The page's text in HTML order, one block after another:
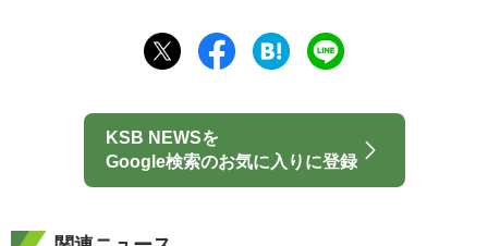
KSB NEWSを
Google検索のお気に入りに登録